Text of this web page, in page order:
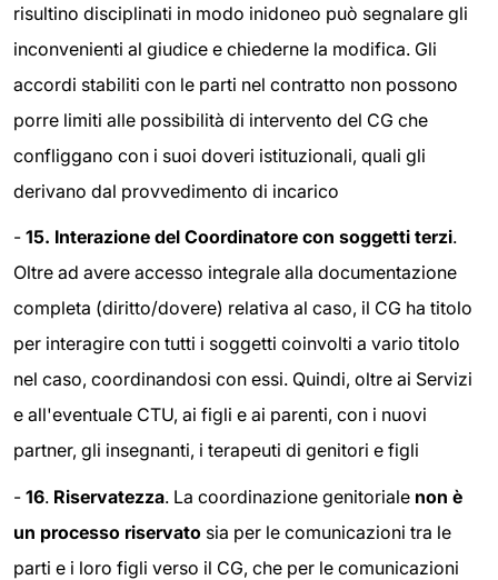
risultino disciplinati in modo inidoneo può segnalare gli
inconvenienti al giudice e chiederne la modifica. Gli
accordi stabiliti con le parti nel contratto non possono
porre limiti alle possibilità di intervento del CG che
confliggano con i suoi doveri istituzionali, quali gli
derivano dal provvedimento di incarico
- 15. Interazione del Coordinatore con soggetti terzi.
Oltre ad avere accesso integrale alla documentazione
completa (diritto/dovere) relativa al caso, il CG ha titolo
per interagire con tutti i soggetti coinvolti a vario titolo
nel caso, coordinandosi con essi. Quindi, oltre ai Servizi
e all'eventuale CTU, ai figli e ai parenti, con i nuovi
partner, gli insegnanti, i terapeuti di genitori e figli
- 16. Riservatezza. La coordinazione genitoriale non è
un processo riservato sia per le comunicazioni tra le
parti e i loro figli verso il CG, che per le comunicazioni